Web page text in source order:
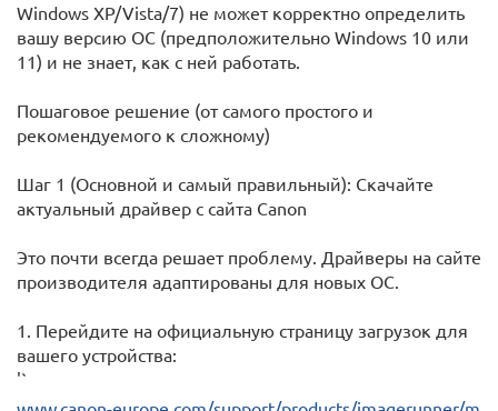
Windows XP/Vista/7) не может корректно определить
вашу версию ОС (предположительно Windows 10 или
11) и не знает, как с ней работать.
Пошаговое решение (от самого простого и
рекомендуемого к сложному)
Шаг 1 (Основной и самый правильный): Скачайте
актуальный драйвер с сайта Canon
Это почти всегда решает проблему. Драйверы на сайте
производителя адаптированы для новых ОС.
1. Перейдите на официальную страницу загрузок для
вашего устройства:
'`